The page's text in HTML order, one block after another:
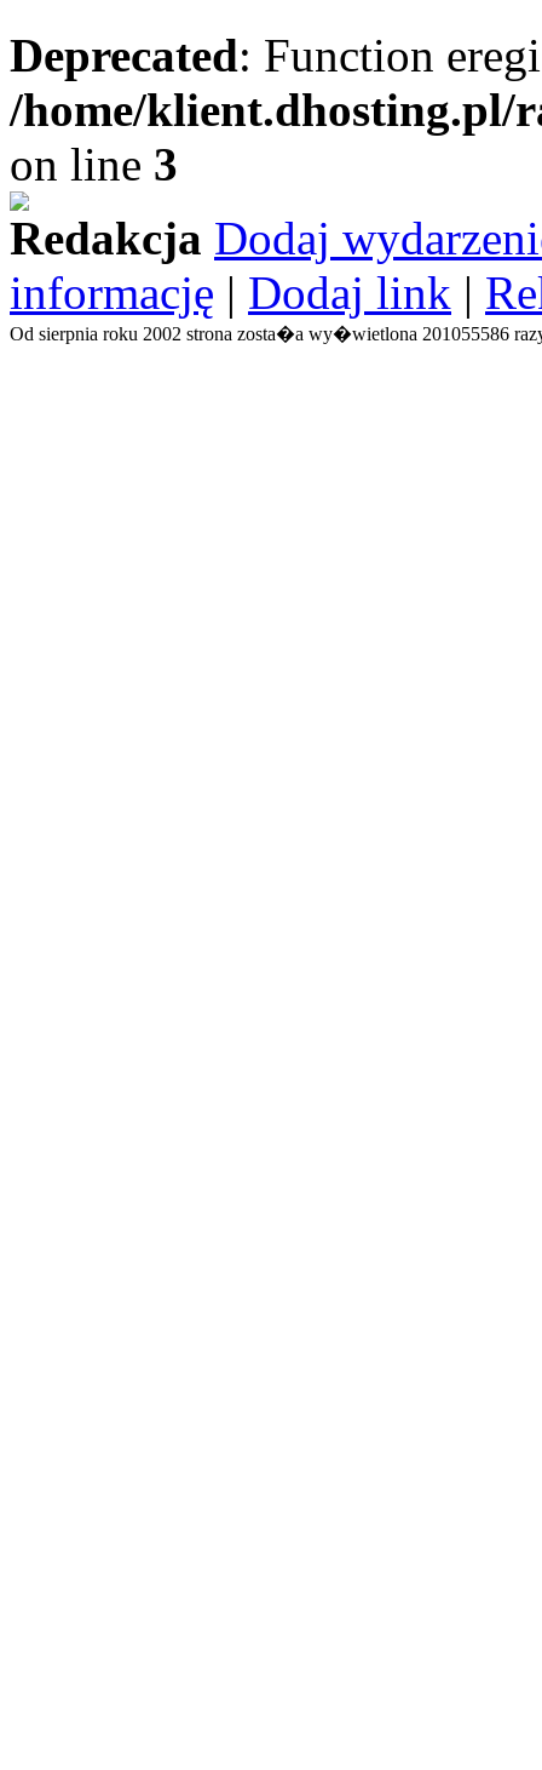
Deprecated: Function
/home/
on line 3
Redakcja Dodaj
informację | Dodaj link |
Od sierpnia roku 2002 strona zosta�a wy�wietlona 201055586